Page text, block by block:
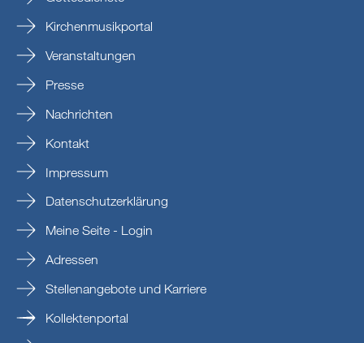
Kirchenmusikportal
Veranstaltungen
Presse
Nachrichten
Kontakt
Impressum
Datenschutzerklärung
Meine Seite - Login
Adressen
Stellenangebote und Karriere
Kollektenportal